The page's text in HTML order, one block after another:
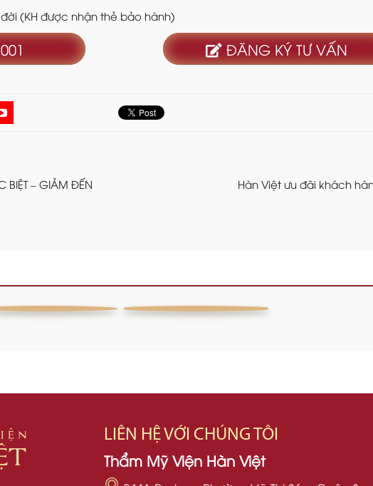
(KH được nhận thẻ bảo hành)
ĐĂNG KÝ TƯ VẤN
BIỆT – GIẢM ĐẾN
Hàn Việt ưu đãi khách
NÂNG NGỰC
TÁI TẠO MÀNG
LIÊN HỆ VỚI CHÚNG TÔI
Thẩm Mỹ Viện Hàn Việt